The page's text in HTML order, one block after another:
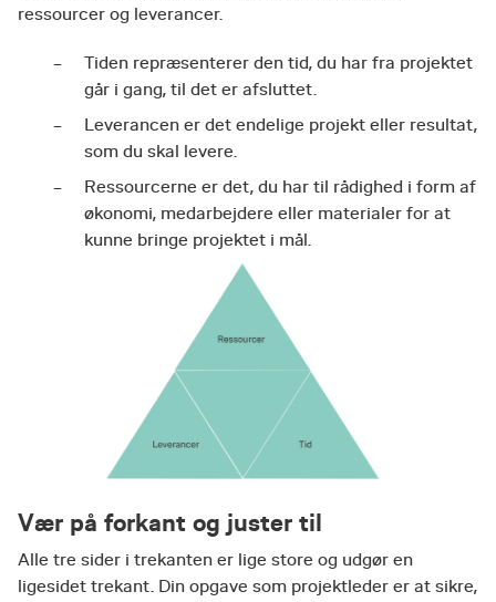
ressourcer og leverancer.
Tiden repræsenterer den tid, du har fra projektet
går i gang, til det er afsluttet.
Leverancen er det endelige projekt eller resultat,
som du skal levere.
Ressourcerne er det, du har til rådighed i form af
økonomi, medarbejdere eller materialer for at
kunne bringe projektet i mål.
Vær på forkant og juster til
Alle tre sider i trekanten er lige store og udgør en
ligesidet trekant. Din opgave som projektleder er at sikre,